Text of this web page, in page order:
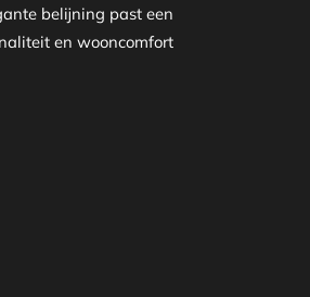
belijning past een
en wooncomfort